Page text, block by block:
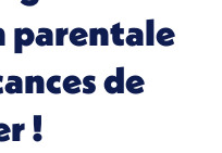
parentale
de
!